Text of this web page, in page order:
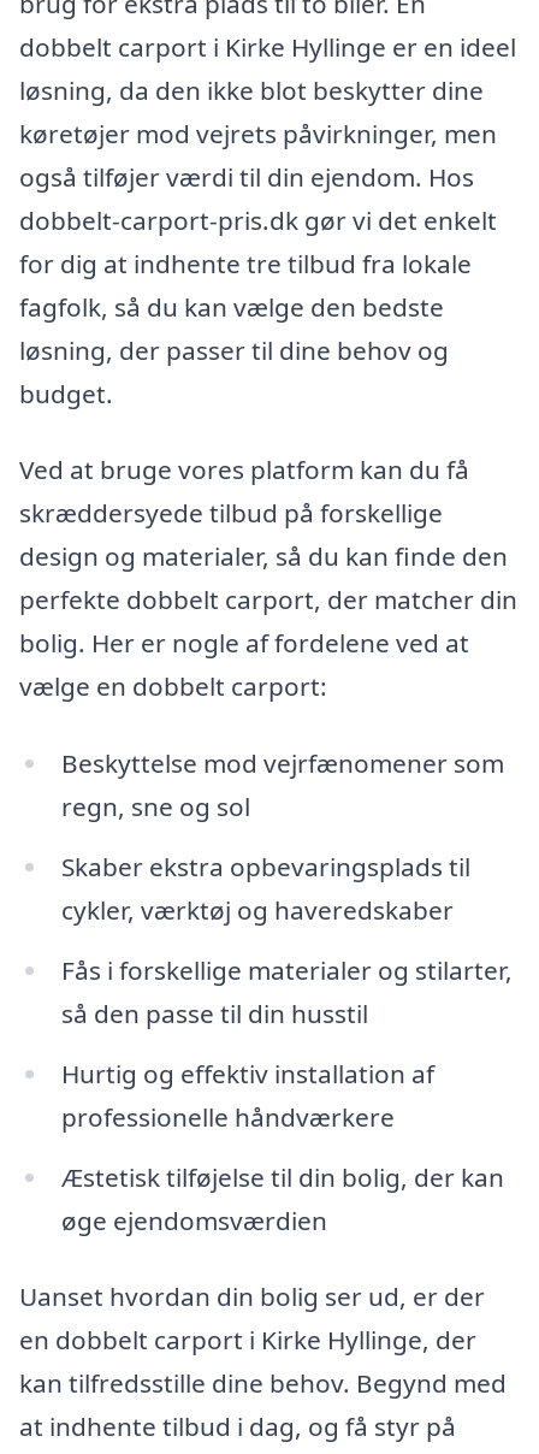
dobbelt carport i Kirke Hyllinge er en ideel
løsning, da den ikke blot beskytter dine
køretøjer mod vejrets påvirkninger, men
også tilføjer værdi til din ejendom. Hos
dobbelt-carport-pris.dk gør vi det enkelt
for dig at indhente tre tilbud fra lokale
fagfolk, så du kan vælge den bedste
løsning, der passer til dine behov og
budget.
Ved at bruge vores platform kan du få
skræddersyede tilbud på forskellige
design og materialer, så du kan finde den
perfekte dobbelt carport, der matcher din
bolig. Her er nogle af fordelene ved at
vælge en dobbelt carport:
Beskyttelse mod vejrfænomener som
regn, sne og sol
Skaber ekstra opbevaringsplads til
cykler, værktøj og haveredskaber
Fås i forskellige materialer og stilarter,
så den passe til din husstil
Hurtig og effektiv installation af
professionelle håndværkere
Æstetisk tilføjelse til din bolig, der kan
øge ejendomsværdien
Uanset hvordan din bolig ser ud, er der
en dobbelt carport i Kirke Hyllinge, der
kan tilfredsstille dine behov. Begynd med
at indhente tilbud i dag, og få styr på